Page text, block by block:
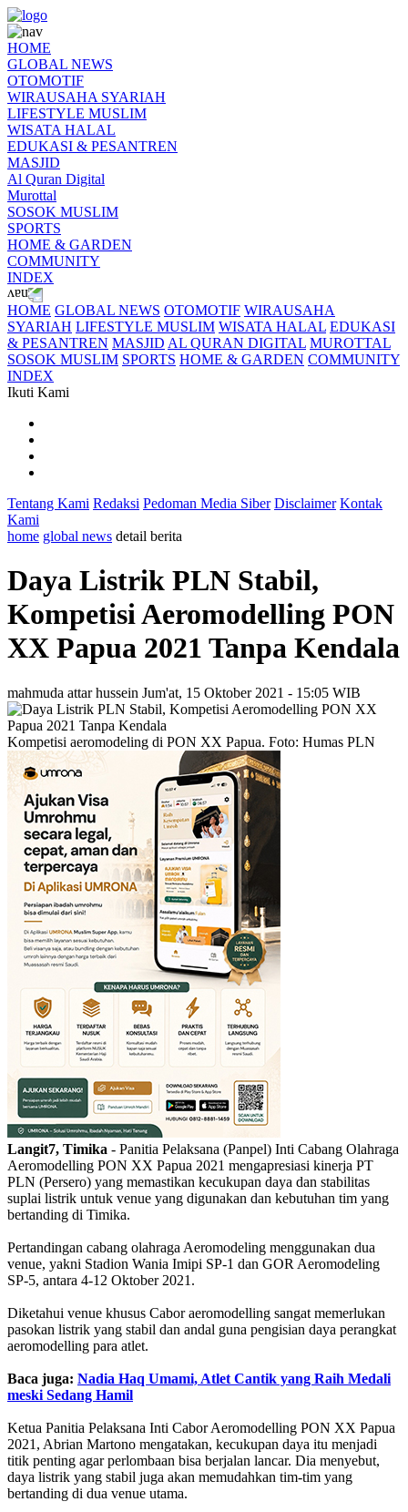
HOME
GLOBAL NEWS
OTOMOTIF
WIRAUSAHA SYARIAH
LIFESTYLE MUSLIM
WISATA HALAL
EDUKASI & PESANTREN
MASJID
Al Quran Digital
Murottal
SOSOK MUSLIM
SPORTS
HOME & GARDEN
COMMUNITY
INDEX
HOME GLOBAL NEWS OTOMOTIF WIRAUSAHA
SYARIAH LIFESTYLE MUSLIM WISATA HALAL EDUKASI
& PESANTREN MASJID AL QURAN DIGITAL MUROTTAL
SOSOK MUSLIM SPORTS HOME & GARDEN COMMUNITY
INDEX
Ikuti Kami
Tentang Kami Redaksi Pedoman Media Siber Disclaimer Kontak
Kami
home global news detail berita
Daya Listrik PLN Stabil,
Kompetisi Aeromodelling PON
XX Papua 2021 Tanpa Kendala
mahmuda attar hussein Jum'at, 15 Oktober 2021 - 15:05 WIB
Kompetisi aeromodeling di PON XX Papua. Foto: Humas PLN
Langit7, Timika - Panitia Pelaksana (Panpel) Inti Cabang Olahraga
Aeromodelling PON XX Papua 2021 mengapresiasi kinerja PT
PLN (Persero) yang memastikan kecukupan daya dan stabilitas
suplai listrik untuk venue yang digunakan dan kebutuhan tim yang
bertanding di Timika.
Pertandingan cabang olahraga Aeromodeling menggunakan dua
venue, yakni Stadion Wania Imipi SP-1 dan GOR Aeromodeling
SP-5, antara 4-12 Oktober 2021.
Diketahui venue khusus Cabor aeromodelling sangat memerlukan
pasokan listrik yang stabil dan andal guna pengisian daya perangkat
aeromodelling para atlet.
Baca juga: Nadia Haq Umami, Atlet Cantik yang Raih Medali
meski Sedang Hamil
Ketua Panitia Pelaksana Inti Cabor Aeromodelling PON XX Papua
2021, Abrian Martono mengatakan, kecukupan daya itu menjadi
titik penting agar perlombaan bisa berjalan lancar. Dia menyebut,
daya listrik yang stabil juga akan memudahkan tim-tim yang
bertanding di dua venue utama.